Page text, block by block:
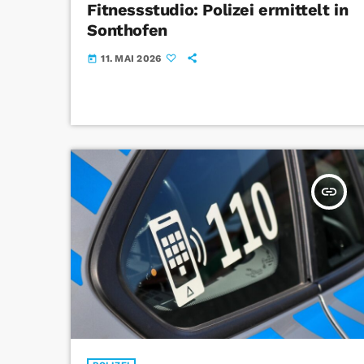
Fitnessstudio: Polizei ermittelt in
Sonthofen
today 11. MAI 2026
insert_link